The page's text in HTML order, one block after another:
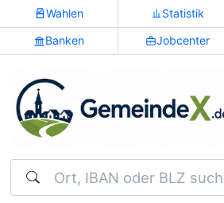
Wahlen Statistik
Banken Jobcenter
Suchen